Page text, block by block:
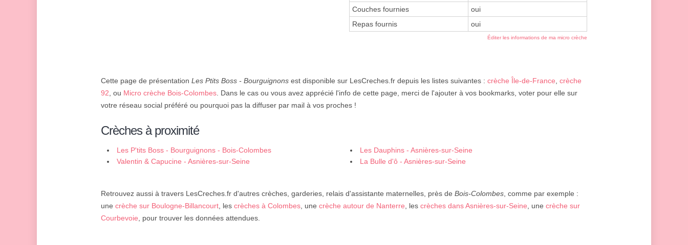
Couches fournies
oui
Repas fournis
oui
Éditer les informations de ma micro crèche
Cette page de présentation Les Ptits Boss - Bourguignons est disponible sur LesCreches.fr depuis les listes suivantes : crèche Île-de-France, crèche
92, ou Micro crèche Bois-Colombes. Dans le cas ou vous avez apprécié l'info de cette page, merci de l'ajouter à vos bookmarks, voter pour elle sur
votre réseau social préféré ou pourquoi pas la diffuser par mail à vos proches !
Crèches à proximité
Les P'tits Boss - Bourguignons - Bois-Colombes
Les Dauphins - Asnières-sur-Seine
Valentin & Capucine - Asnières-sur-Seine
La Bulle d'ô - Asnières-sur-Seine
Retrouvez aussi à travers LesCreches.fr d'autres crèches, garderies, relais d'assistante maternelles, près de Bois-Colombes, comme par exemple :
une crèche sur Boulogne-Billancourt, les crèches à Colombes, une crèche autour de Nanterre, les crèches dans Asnières-sur-Seine, une crèche sur
Courbevoie, pour trouver les données attendues.